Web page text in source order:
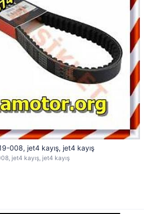
008, jet4 kayış, jet4 kayış
jet4 kayış, jet4 kayış